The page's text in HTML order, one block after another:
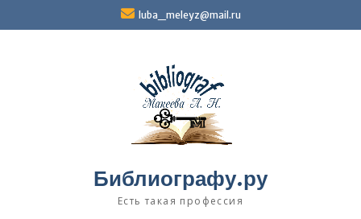
luba_meleyz@mail.ru
Библиографу.ру
Есть такая профессия